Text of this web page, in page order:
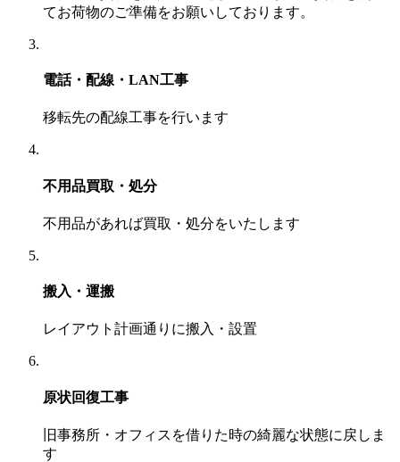
てお荷物のご準備をお願いしております。
電話・配線・LAN工事
移転先の配線工事を行います
不用品買取・処分
不用品があれば買取・処分をいたします
搬入・運搬
レイアウト計画通りに搬入・設置
原状回復工事
旧事務所・オフィスを借りた時の綺麗な状態に戻しま
す